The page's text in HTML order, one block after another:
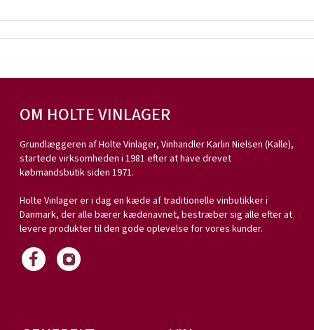
OM HOLTE VINLAGER
Grundlæggeren af Holte Vinlager, Vinhandler Karlin Nielsen (Kalle),
startede virksomheden i 1981 efter at have drevet
købmandsbutik siden 1971.
Holte Vinlager er i dag en kæde af traditionelle vinbutikker i
Danmark, der alle bærer kædenavnet, bestræber sig alle efter at
levere produkter til den gode oplevelse for vores kunder.